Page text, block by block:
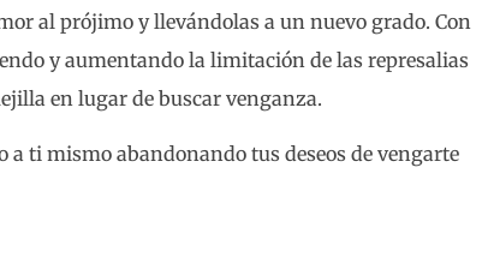
al prójimo y llevándolas a un nuevo grado. Con
y aumentando la limitación de las represalias
en lugar de buscar venganza.
a ti mismo abandonando tus deseos de vengarte